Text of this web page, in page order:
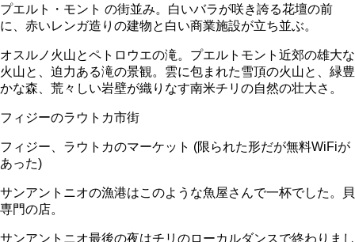
プエルト・モント の街並み。白いバラが咲き誇る花壇の前
に、赤いレンガ造りの建物と白い商業施設が立ち並ぶ。
オスルノ火山とペトロウエの滝。プエルトモント近郊の雄大な
火山と、迫力ある滝の景観。雲に包まれた雪頂の火山と、緑豊
かな森、荒々しい岩壁が織りなす南米チリの自然の壮大さ。
フィジーのラウトカ市街
フィジー、ラウトカのマーケット (限られた形だが無料WiFiが
あった)
サンアントニオの漁港はこのような魚屋さんで一杯でした。貝
専門の店。
サンアントニオ最後の夜はチリのローカルダンスで終わりまし